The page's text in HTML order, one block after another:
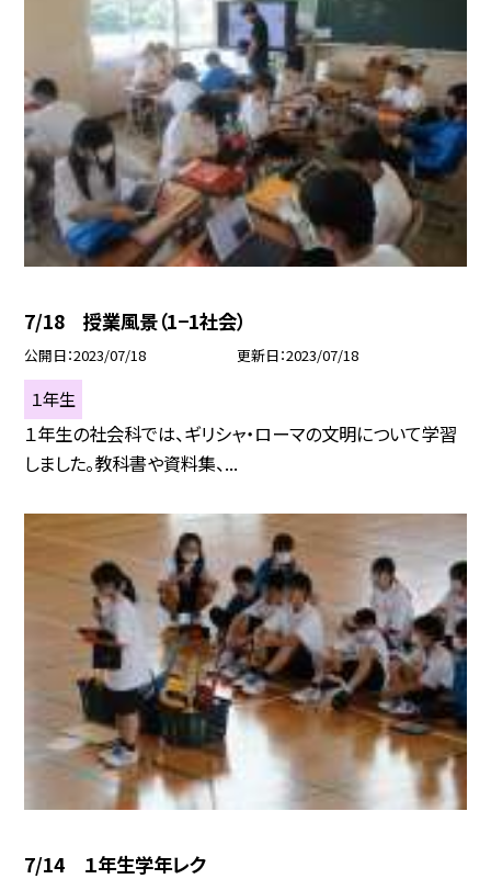
7/18 授業風景（1−1社会）
公開日 2023/07/18 更新日 2023/07/18
１年生
１年生の社会科では、ギリシャ・ローマの文明について学習
しました。教科書や資料集、...
7/14 １年生学年レク